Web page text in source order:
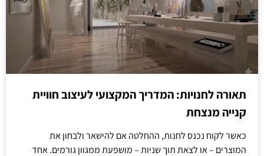
תאורה לחנויות: המדריך המקצועי לעיצוב חוויית
קנייה מנצחת
כאשר לקוח נכנס לחנות, ההחלטה אם להישאר ולבחון את
המוצרים – או לצאת תוך שניות – מושפעת ממגוון גורמים. אחד